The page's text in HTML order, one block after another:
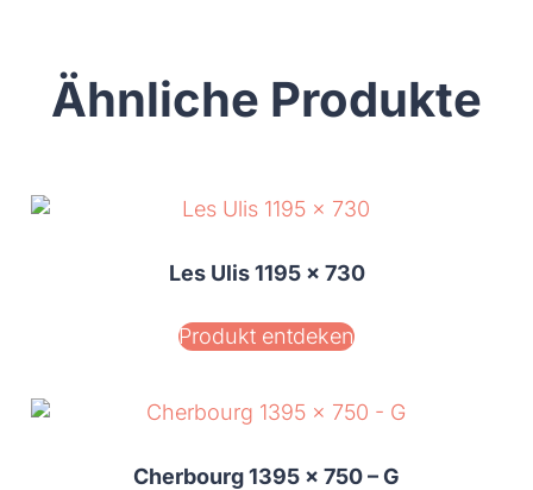
Ähnliche Produkte
Les Ulis 1195 x 730
Produkt entdeken
Cherbourg 1395 x 750 – G